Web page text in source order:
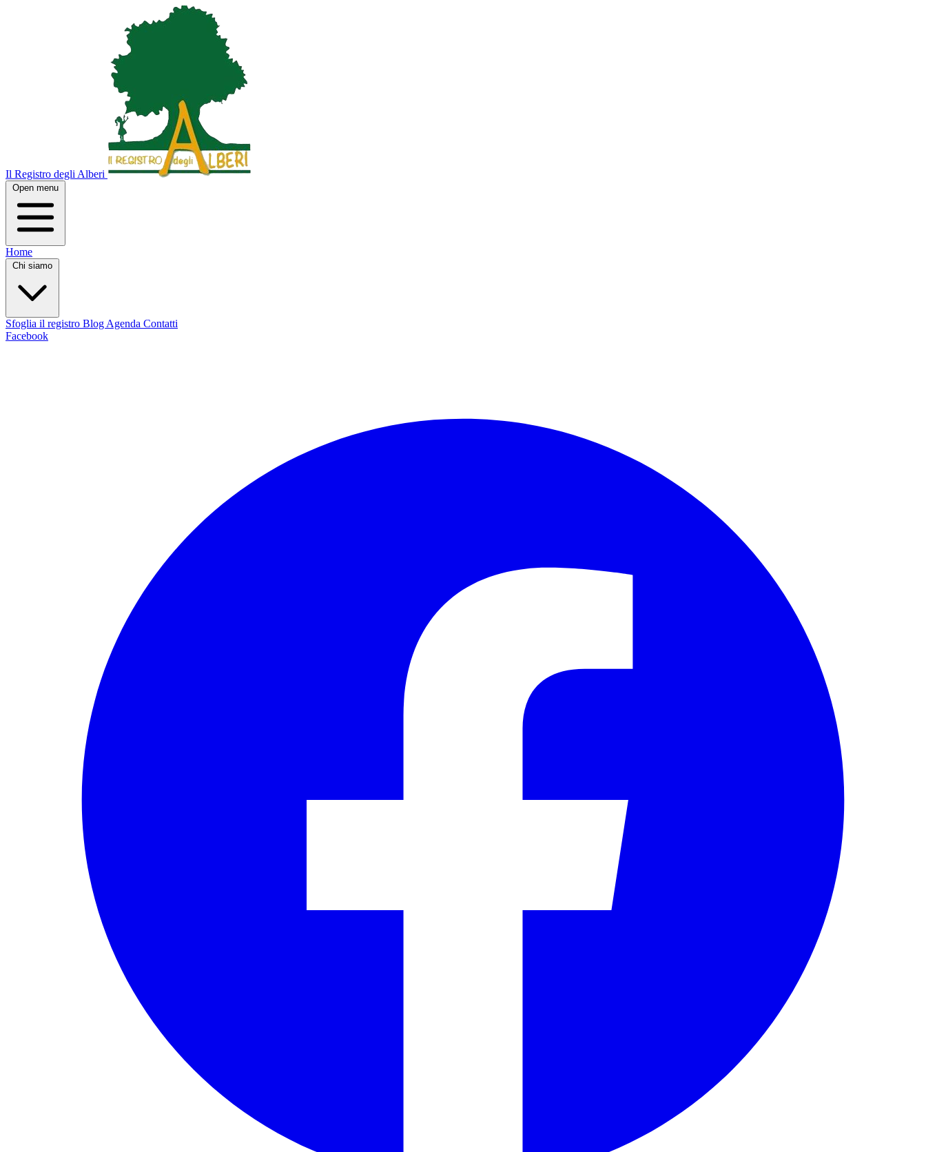
Il Registro degli Alberi
Open menu
Home
Chi siamo
Sfoglia il registro Blog Agenda Contatti
Facebook